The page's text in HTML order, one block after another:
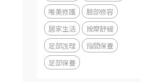
唯美修護
臉部修容
居家生活
按摩舒緩
足部謢理
指間保養
足部保養